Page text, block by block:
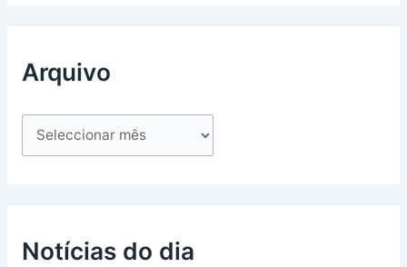
Arquivo
Notícias do dia